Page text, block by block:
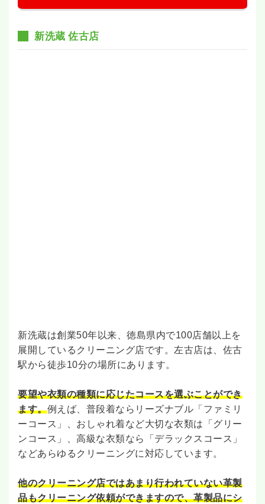
新洗蔵 佐古店
新洗蔵は創業50年以来、徳島県内で100店舗以上を
展開しているクリーニング店です。左古店は、佐古
駅から徒歩10分の場所にあります。
要望や衣類の種類に応じたコースを選ぶことができ
ます。例えば、普段着ならリーズナブル「ファミリ
ーコース」、おしゃれ着など大切な衣類は「グリー
ンコース」、高級な衣類なら「デラックスコース」
などあらゆるクリーニングに対応しています。
他のクリーニング店ではあまり行われていない革製
品もクリーニング依頼ができますので、革製品にシ